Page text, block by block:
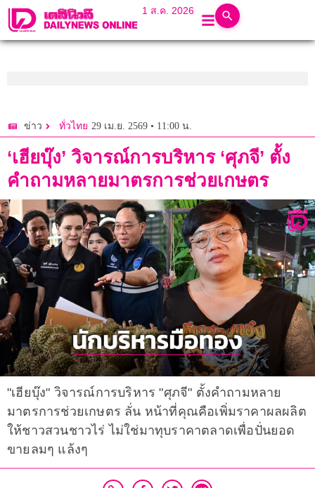
1 ส.ค. 2026
ข่าว ทั่วไทย 29 เม.ย. 2569 • 11:00 น.
‘เฮียบุ๊ง’ วิจารณ์การบริหาร ‘ศุภจี’ ตั้ง
คำถามหลายมาตรการช่วยเกษตร
"เฮียบุ๊ง" วิจารณ์การบริหาร "ศุภจี" ตั้งคำถามหลาย
มาตรการช่วยเกษตร ลั่น หน้าที่คุณคือเพิ่มราคาผลผลิต
ให้ชาวสวนชาวไร่ ไม่ใช่มาทุบราคาตลาดเพื่อปั่นยอด
ขายลมๆ แล้งๆ